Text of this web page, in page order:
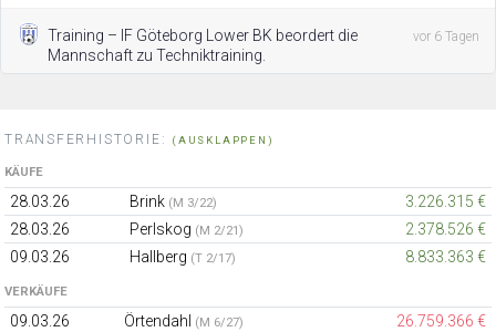
Training – IF Göteborg Lower BK beordert die
Mannschaft zu Techniktraining.
vor 6 Tagen
TRANSFERHISTORIE: (AUSKLAPPEN)
KÄUFE
28.03.26 Brink (M 3/22)
3.226.315 €
28.03.26
Perlskog (M 2/21)
2.378.526 €
09.03.26
Hallberg (T 2/17) 8.833.363 €
VERKÄUFE
09.03.26 Örtendahl (M 6/27)
26.759.366 €